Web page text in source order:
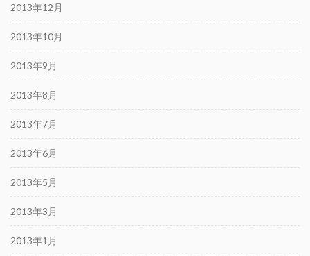
2013年12月
2013年10月
2013年9月
2013年8月
2013年7月
2013年6月
2013年5月
2013年3月
2013年1月